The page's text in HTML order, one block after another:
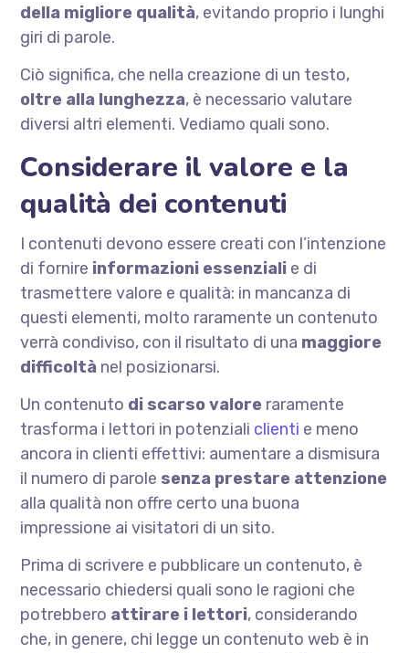
della migliore qualità, evitando proprio i lunghi
giri di parole.
Ciò significa, che nella creazione di un testo,
oltre alla lunghezza, è necessario valutare
diversi altri elementi. Vediamo quali sono.
Considerare il valore e la
qualità dei contenuti
I contenuti devono essere creati con l’intenzione
di fornire informazioni essenziali e di
trasmettere valore e qualità: in mancanza di
questi elementi, molto raramente un contenuto
verrà condiviso, con il risultato di una maggiore
difficoltà nel posizionarsi.
Un contenuto di scarso valore raramente
trasforma i lettori in potenziali clienti e meno
ancora in clienti effettivi: aumentare a dismisura
il numero di parole senza prestare attenzione
alla qualità non offre certo una buona
impressione ai visitatori di un sito.
Prima di scrivere e pubblicare un contenuto, è
necessario chiedersi quali sono le ragioni che
potrebbero attirare i lettori, considerando
che, in genere, chi legge un contenuto web è in